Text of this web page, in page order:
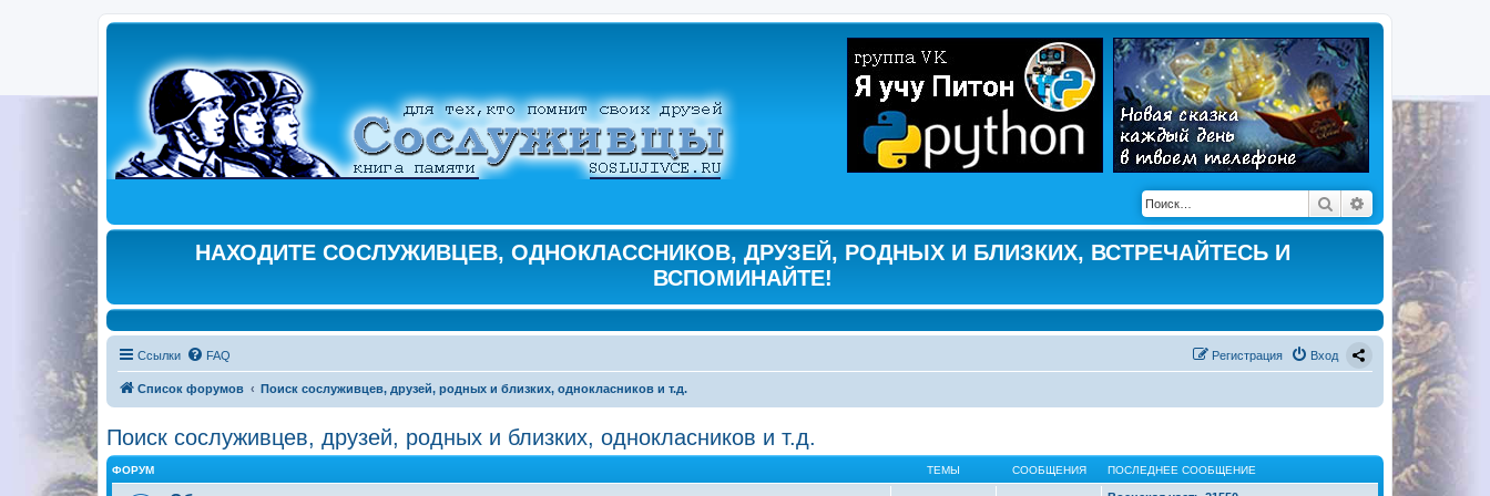
Поиск Расширенный
НАХОДИТЕ СОСЛУЖИВЦЕВ, ОДНОКЛАССНИКОВ, ДРУЗЕЙ, РОДНЫХ И БЛИЗКИХ, ВСТРЕЧАЙТЕСЬ И
ВСПОМИНАЙТЕ!
Ссылки FAQ Вход
Регистрация
Список форумов Поиск сослуживцев, друзей, родных и близких, однокласников и т.д.
Поиск сослуживцев, друзей, родных и близких, однокласников и т.д.
ФОРУМ ТЕМЫ СООБЩЕНИЯ ПОСЛЕДНЕЕ СООБЩЕНИЕ